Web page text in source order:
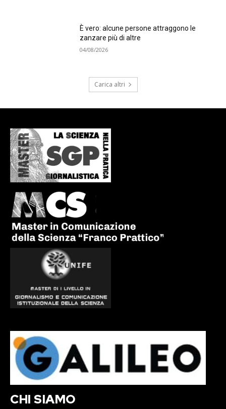
È vero: alcune persone attraggono le
zanzare più di altre
04/08/2026
Carica altri
CHI SIAMO